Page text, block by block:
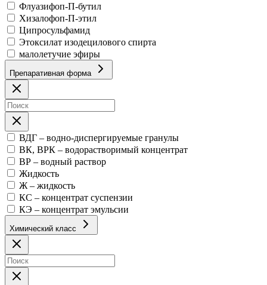
Флуазифоп-П-бутил
Хизалофоп-П-этил
Ципросульфамид
Этоксилат изодецилового спирта
малолетучие эфиры
Препаративная форма
ВДГ – водно-диспергируемые гранулы
ВК, ВРК – водорастворимый концентрат
ВР – водный раствор
Жидкость
Ж – жидкость
КС – концентрат суспензии
КЭ – концентрат эмульсии
Химический класс